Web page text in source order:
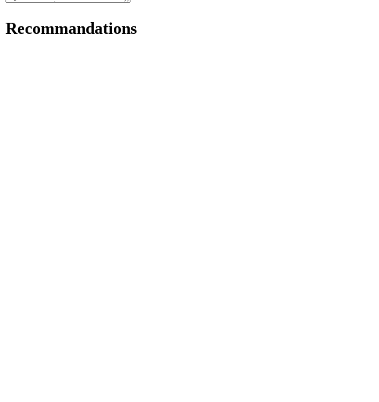
Recommandations